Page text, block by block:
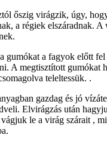
őszig virágzik, úgy,
a régiek elszáradnak.
gumókat a fagyok előtt
A megtisztított gumókat
teleltessük. .
gazdag és jó
Elvirágzás után
le a virág szárait ,